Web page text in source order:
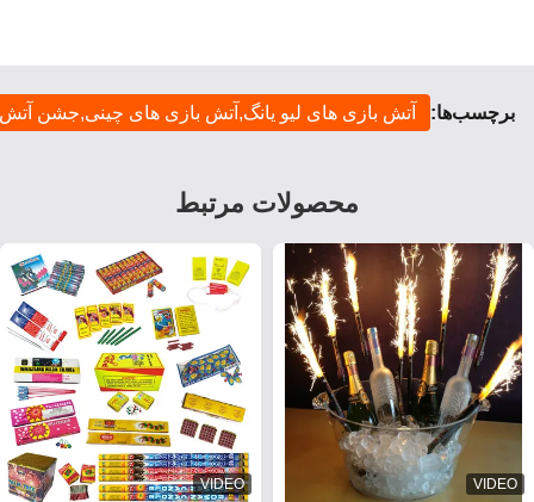
برچسب‌ها: آتش بازی های لیو یانگ,آتش بازی های چینی,جشن آتش
محصولات مرتبط
VIDEO
VIDEO